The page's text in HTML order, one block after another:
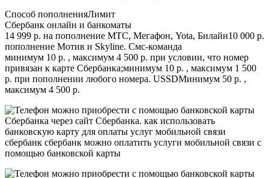
Способ пополненияЛимит
Сбербанк онлайн и банкоматы
14 999 р. на пополнение МТС, Мегафон, Yota, Билайн10 000 р.
пополнение Мотив и Skyline. Смс-команда
минимум 10 р. , максимум 4 500 р. при условии, что номер
привязан к карте Сбербанка;минимум 10 р. , максимум 1 500
р. при пополнении любого номера. USSDМинимум 50 р. ,
максимум 4 500 р.